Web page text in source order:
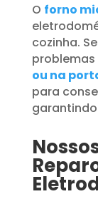
O forno
cozinha.
ou na
para